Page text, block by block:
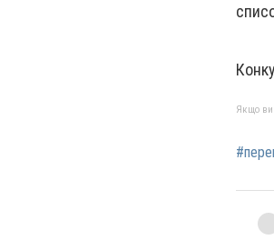
Якщо ви